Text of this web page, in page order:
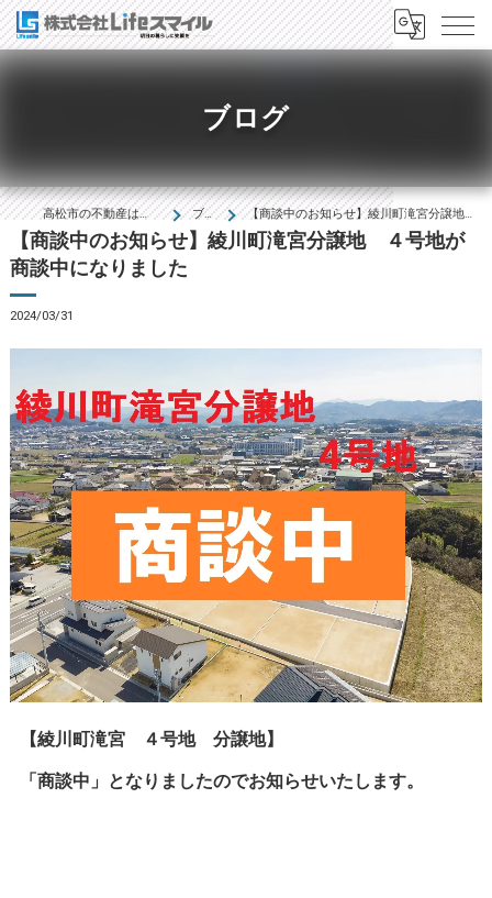
ブログ
高松市の不動産は株式会社Lifeｽﾏｲﾙ ブログ 【商談中のお知らせ】綾川町滝宮分譲地 ４号地が商談中になりました
【商談中のお知らせ】綾川町滝宮分譲地 ４号地が
商談中になりました
2024/03/31
【綾川町滝宮 ４号地 分譲地】
「商談中」となりましたのでお知らせいたします。